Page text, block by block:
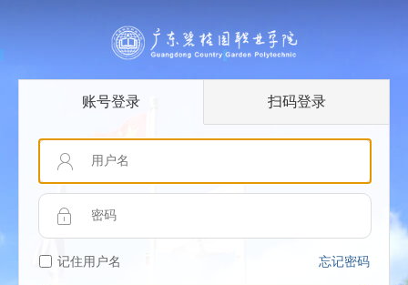
账号登录 扫码登录
记住用户名 忘记密码